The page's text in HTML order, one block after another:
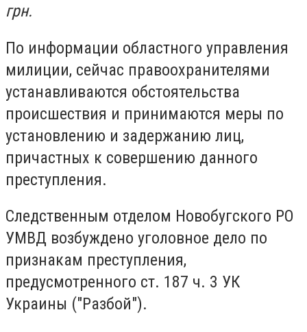
грн.
По информации областного управления
милиции, сейчас правоохранителями
устанавливаются обстоятельства
происшествия и принимаются меры по
установлению и задержанию лиц,
причастных к совершению данного
преступления.
Следственным отделом Новобугского РО
УМВД возбуждено уголовное дело по
признакам преступления,
предусмотренного ст. 187 ч. 3 УК
Украины ("Разбой").